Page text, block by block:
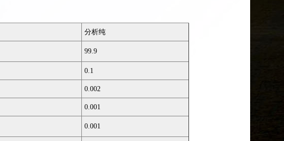
分析纯
99.9
0.1
0.002
0.001
0.001